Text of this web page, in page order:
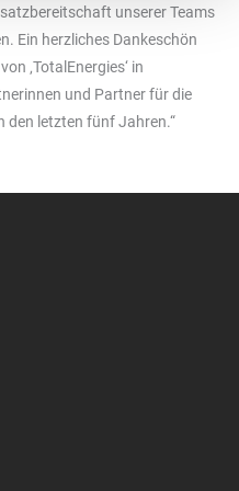
unserer Teams
Ein herzliches Dankeschön
‚TotalEnergies‘ in
und Partner für die
den letzten fünf Jahren.“